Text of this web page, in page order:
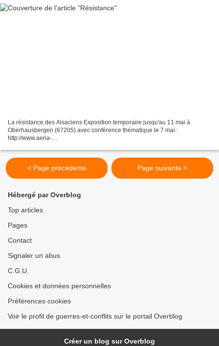
La résistance des Alsaciens Exposition temporaire jusqu'au 11 mai à
Oberhausbergen (67205) avec conférence thématique le 7 mai :
http://www.aeria-
A
< Page précédente Page suivante >
Hébergé par Overblog
Top articles
Pages
Contact
Signaler un abus
C.G.U.
Cookies et données personnelles
Préférences cookies
Voir le profil de guerres-et-conflits sur le portail Overblog
Créer un blog sur Overblog